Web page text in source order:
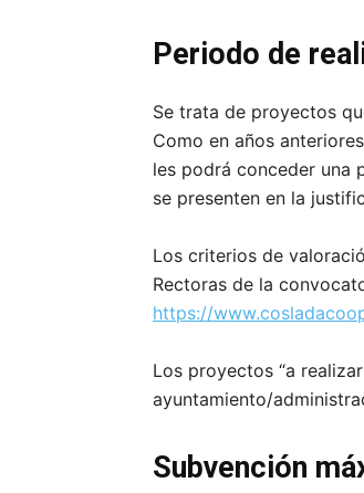
Periodo de
Se trata de proyectos
Como en años
les podrá conceder una
se presenten en la
Los criterios de
Rectoras de la
https://
Los proyectos “a
ayuntamiento/
Subvención má